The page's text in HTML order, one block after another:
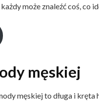
może znaleźć coś, co
męskiej
męskiej to długa i